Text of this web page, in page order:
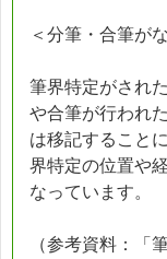
＜分筆・合筆が
筆界特定がされ
や合筆が行われ
は移記すること
界特定の位置や
なっています。
（参考資料：「